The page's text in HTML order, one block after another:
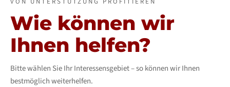
Wie können wir
Ihnen helfen?
Bitte wählen Sie Ihr Interessensgebiet – so können wir Ihnen
bestmöglich weiterhelfen.